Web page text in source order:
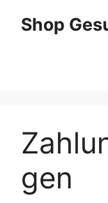
InhaltShop
gen